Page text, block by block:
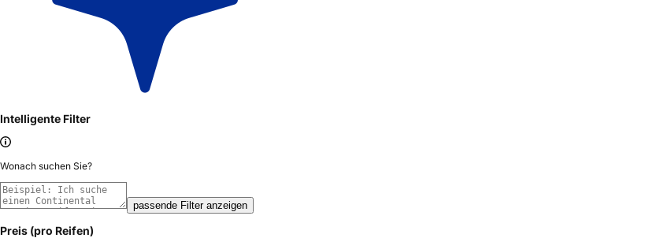
Intelligente Filter
Wonach suchen Sie?
passende Filter anzeigen
Preis (pro Reifen)